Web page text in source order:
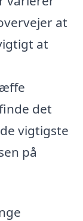
at
at
det
vigtigste
på